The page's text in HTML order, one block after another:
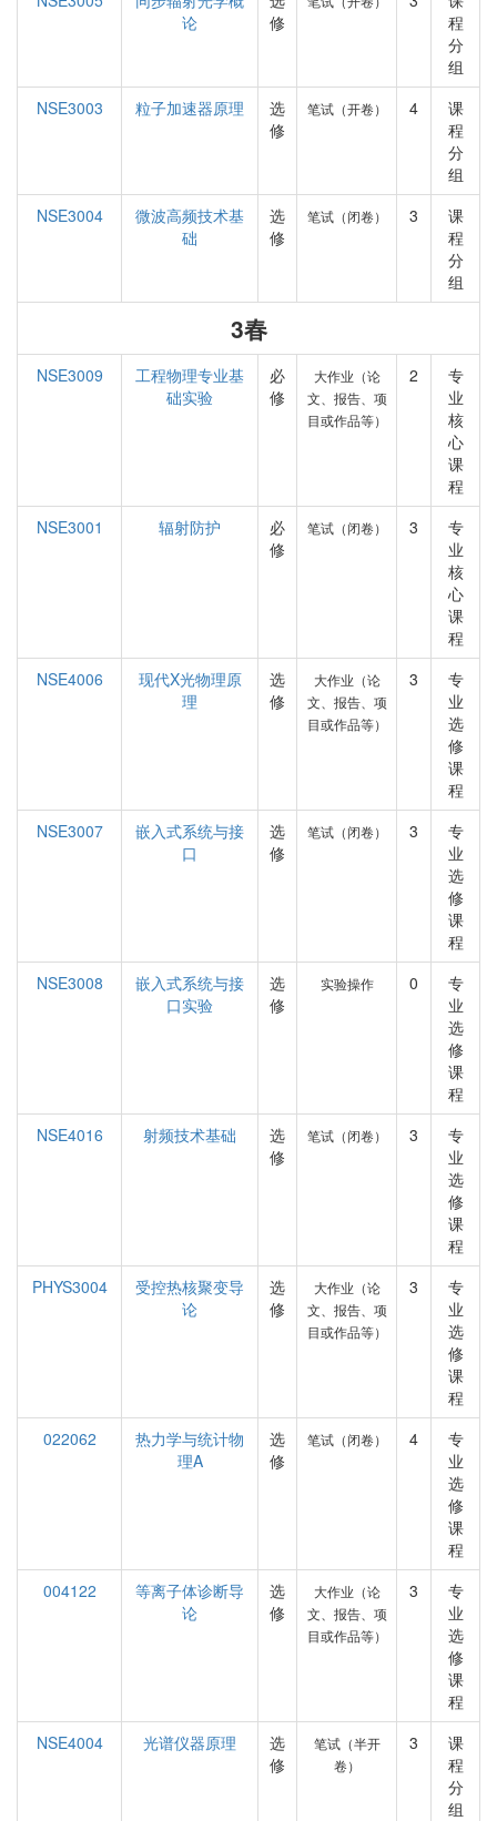
论
修
程
分
组
NSE3003
粒子加速器原理
选
修
笔试（开卷） 4
课
程
分
组
NSE3004
微波高频技术基
础
选
修
笔试（闭卷） 3
课
程
分
组
3春
NSE3009
工程物理专业基
础实验
必
修
大作业（论
文、报告、项
目或作品等）
2
专
业
核
心
课
程
NSE3001
辐射防护
必
修
笔试（闭卷） 3
专
业
核
心
课
程
NSE4006
现代X光物理原
理
选
修
大作业（论
文、报告、项
目或作品等）
3
专
业
选
修
课
程
NSE3007
嵌入式系统与接
口
选
修
笔试（闭卷） 3
专
业
选
修
课
程
NSE3008
嵌入式系统与接
口实验
选
修
实验操作 0
专
业
选
修
课
程
NSE4016
射频技术基础
选
修
笔试（闭卷） 3
专
业
选
修
课
程
PHYS3004
受控热核聚变导
论
选
修
大作业（论
文、报告、项
目或作品等）
3
专
业
选
修
课
程
022062
热力学与统计物
理A
选
修
笔试（闭卷） 4
专
业
选
修
课
程
004122
等离子体诊断导
论
选
修
大作业（论
文、报告、项
目或作品等）
3
专
业
选
修
课
程
NSE4004
光谱仪器原理
选
修
笔试（半开
卷）
3
课
程
分
组